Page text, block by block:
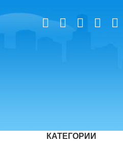
КАТЕГОРИИ